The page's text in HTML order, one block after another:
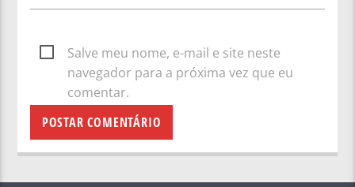
Salve meu nome, e-mail e site neste
navegador para a próxima vez que eu
comentar.